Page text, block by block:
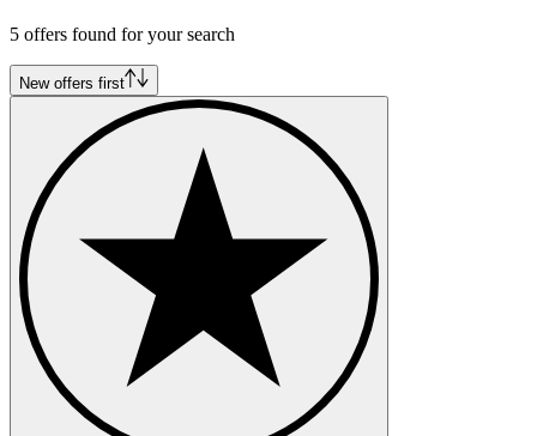
5 offers found for your search
New offers first